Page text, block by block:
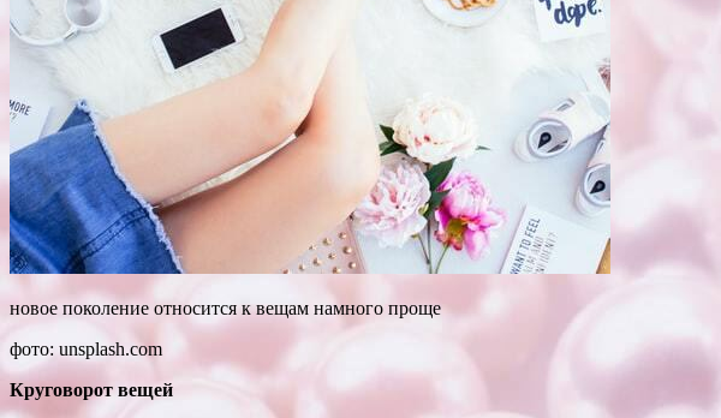
новое поколение относится к вещам намного проще
фото: unsplash.com
Круговорот вещей